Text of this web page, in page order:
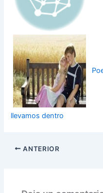
llevamos dentro
ANTERIOR